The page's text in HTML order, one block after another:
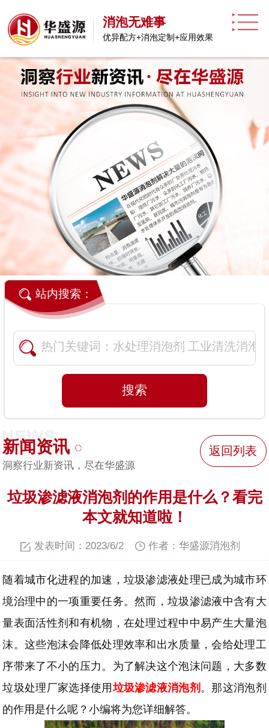
消泡无难事
优异配方+消泡定制+应用效果
站内搜索：
新闻资讯
洞察行业新资讯，尽在华盛源
返回列表
垃圾渗滤液消泡剂的作用是什么？看完
本文就知道啦！
发表时间：2023/6/2 作者：华盛源消泡剂
随着城市化进程的加速， 垃圾渗滤液处理已成为城市环
境治理中的一项重要任务。然而，垃圾渗滤液中含有大
量表面活性剂和有机物， 在处理过程中中易产生大量泡
沫 。这些泡沫会降低处理效率和出水质量，会给处理工
序带来了不小的压力。 为了解决这个泡沫问题 ， 大多数
垃圾处理厂家选择使用垃圾渗滤液消泡剂 。那这消泡剂
的作用是什么呢？小编将为您详细解答。